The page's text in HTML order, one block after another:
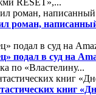
роман,
подал в суд на
по «Властелину...
книг